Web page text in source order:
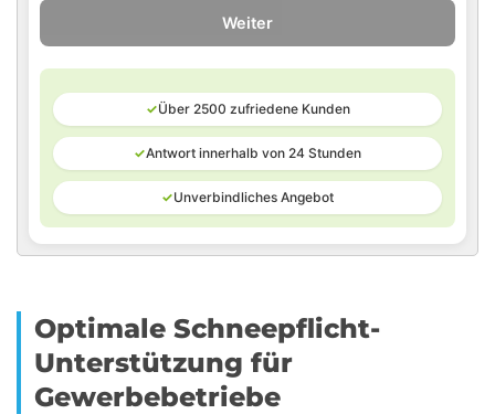
Weiter
✓Über 2500 zufriedene Kunden
✓Antwort innerhalb von 24 Stunden
✓Unverbindliches Angebot
Optimale Schneepflicht-
Unterstützung für
Gewerbebetriebe